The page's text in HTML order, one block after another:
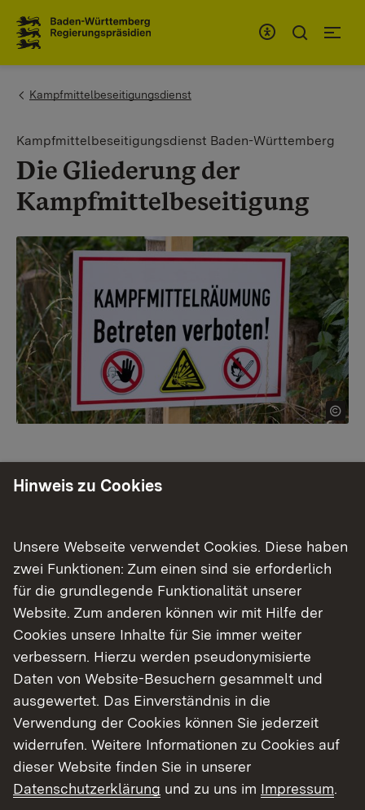
You are here:
Kampfmittelbeseitigungsdienst
Kampfmittelbeseitigungsdienst Baden-Württemberg
Die Gliederung der
Kampfmittelbeseitigung
Mitarbeitende
Vernichtung der geborgenen Munition
Waffenannahme
Themenübersicht
Themenübersicht
Hinweis zu Cookies
Unsere Webseite verwendet Cookies. Diese haben
zwei Funktionen: Zum einen sind sie erforderlich
für die grundlegende Funktionalität unserer
Website. Zum anderen können wir mit Hilfe der
Cookies unsere Inhalte für Sie immer weiter
verbessern. Hierzu werden pseudonymisierte
Daten von Website-Besuchern gesammelt und
ausgewertet. Das Einverständnis in die
Verwendung der Cookies können Sie jederzeit
widerrufen. Weitere Informationen zu Cookies auf
dieser Website finden Sie in unserer
Datenschutzerklärung und zu uns im Impressum